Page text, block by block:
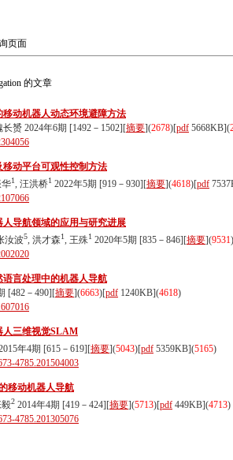
页面
的文章
动机器人动态环境避障方法
赟 2024年6期 [1492－1502][摘要](2678)[pdf 5668KB](
动平台可观性控制方法
华1, 汪洪桥1 2022年5期 [919－930][摘要](4618)[pdf
导航领域的应用与研究进展
汝波5, 洪才森1, 王殊1 2020年5期 [835－846][摘要](9531)
言处理中的机器人导航
[482－490][摘要](6663)[pdf 1240KB](4618)
人三维视觉SLAM
年4期 [615－619][摘要](5043)[pdf 5359KB](5165)
4785.201504003
移动机器人导航
毅2 2014年4期 [419－424][摘要](5713)[pdf 449KB](4713)
4785.201305076